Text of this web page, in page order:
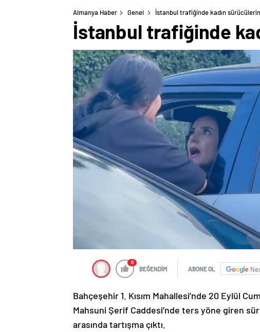
Almanya Haber Genel İstanbul trafiğinde kadın
İstanbul trafiğinde
0
BEĞENDİM ABONE OL
Bahçeşehir 1. Kısım Mahallesi’nde 20 Eylül
Mahsuni Şerif Caddesi’nde ters yöne giren
arasında tartışma çıktı.